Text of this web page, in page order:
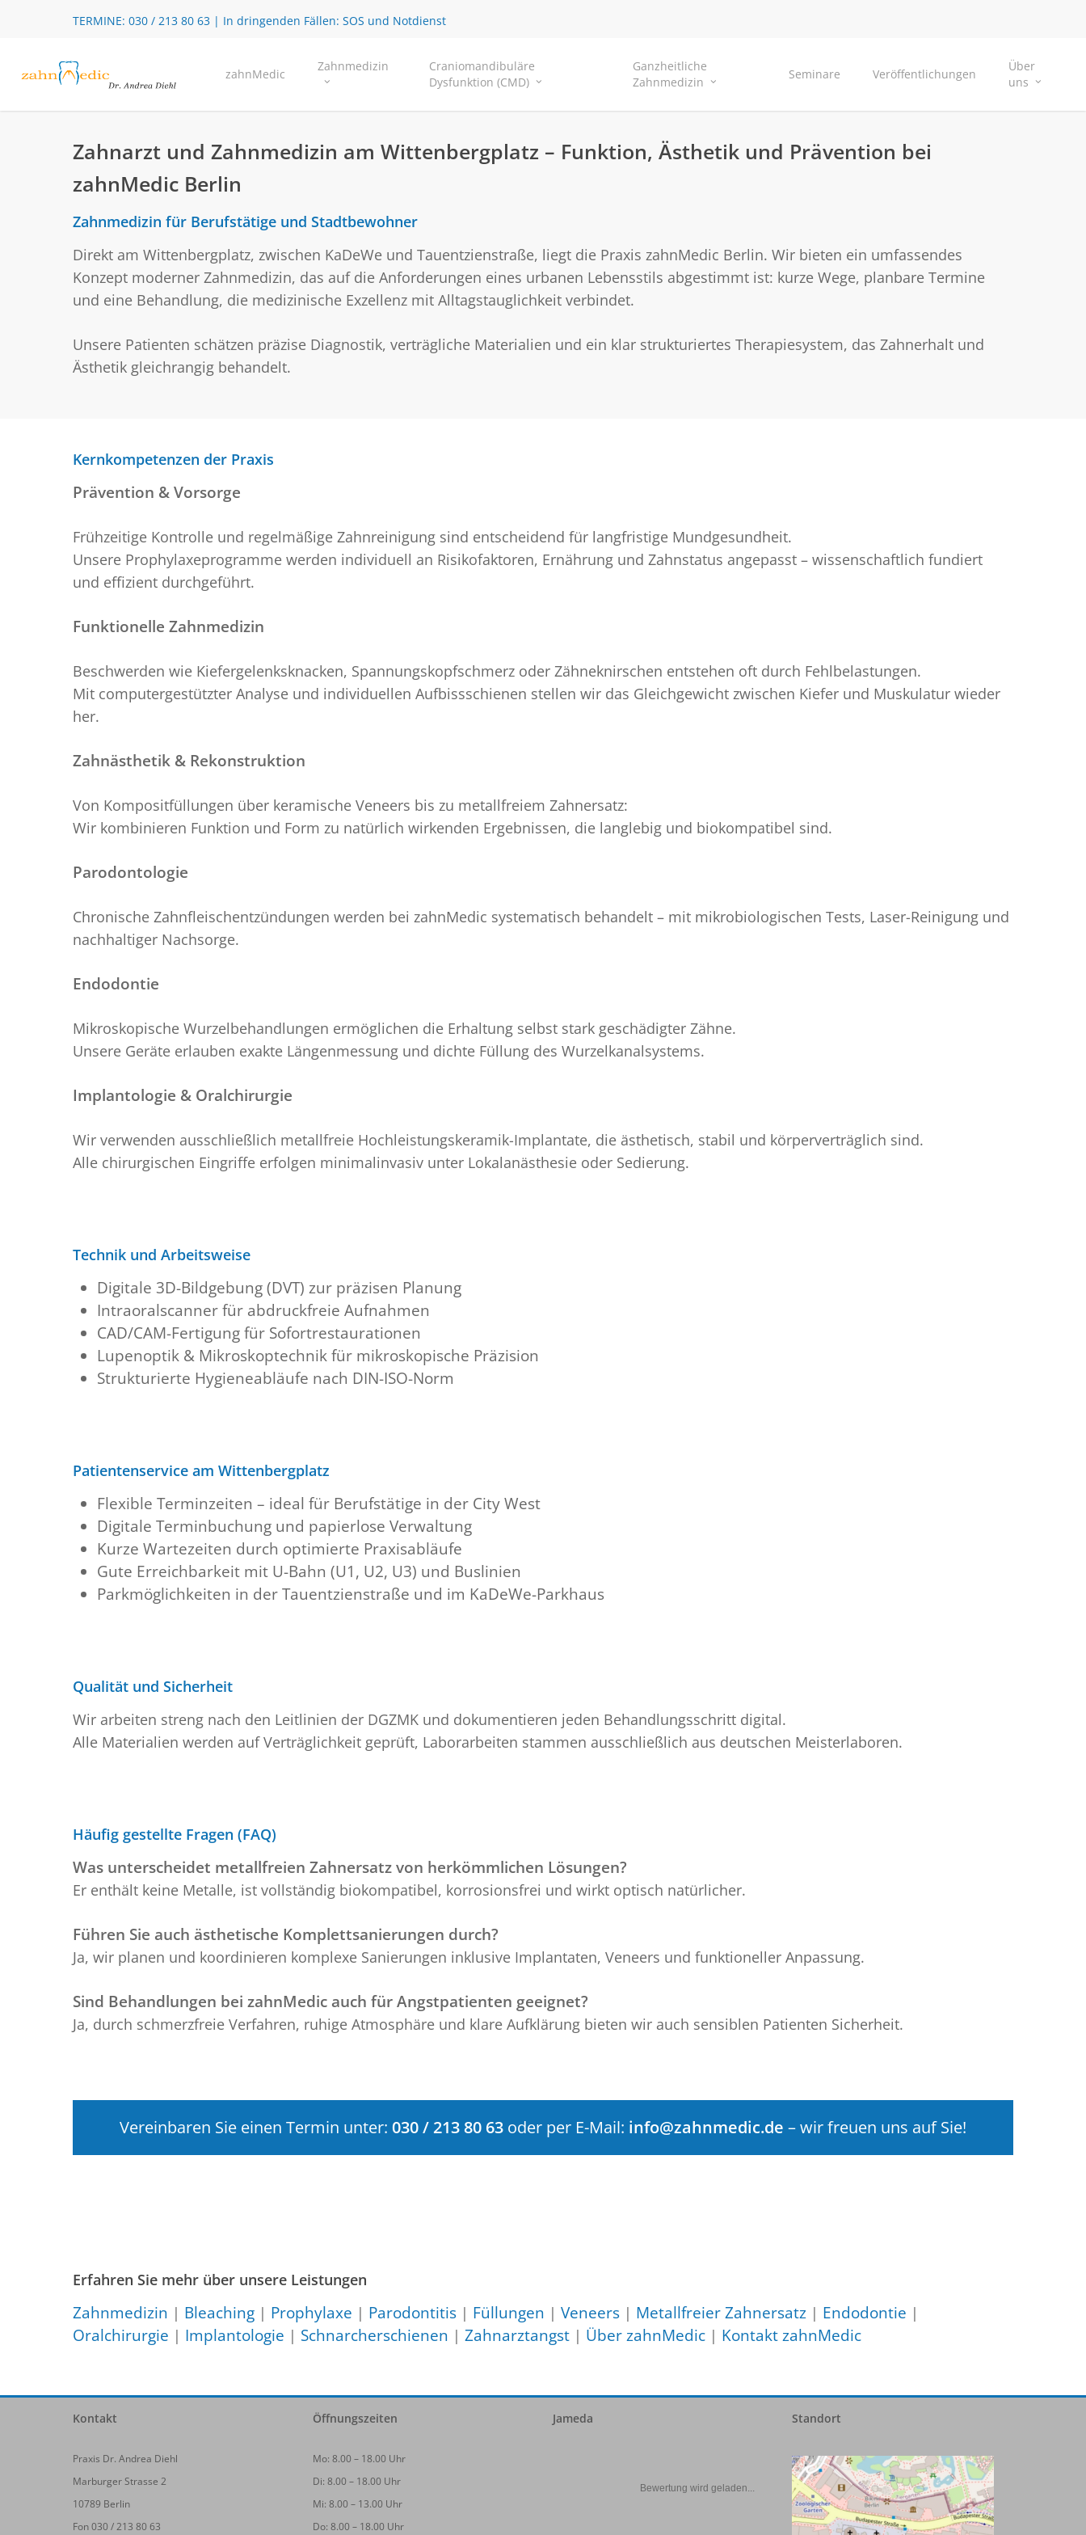
content
TERMINE:030 / 213 80 63 | In dringenden Fällen:SOS und Notdienst
zahnMedic
Zahnmedizin
Craniomandibuläre
Dysfunktion (CMD)
Ganzheitliche
Zahnmedizin
Seminare Veröffentlichungen
Über
uns
Zahnarzt und Zahnmedizin am Wittenbergplatz – Funktion, Ästhetik und Prävention bei
zahnMedic Berlin
Zahnmedizin für Berufstätige und Stadtbewohner
Direkt am Wittenbergplatz, zwischen KaDeWe und Tauentzienstraße, liegt die Praxis zahnMedic Berlin. Wir bieten ein umfassendes
Konzept moderner Zahnmedizin, das auf die Anforderungen eines urbanen Lebensstils abgestimmt ist: kurze Wege, planbare Termine
und eine Behandlung, die medizinische Exzellenz mit Alltagstauglichkeit verbindet.
Unsere Patienten schätzen präzise Diagnostik, verträgliche Materialien und ein klar strukturiertes Therapiesystem, das Zahnerhalt und
Ästhetik gleichrangig behandelt.
Kernkompetenzen der Praxis
Prävention & Vorsorge
Frühzeitige Kontrolle und regelmäßige Zahnreinigung sind entscheidend für langfristige Mundgesundheit.
Unsere Prophylaxeprogramme werden individuell an Risikofaktoren, Ernährung und Zahnstatus angepasst – wissenschaftlich fundiert
und effizient durchgeführt.
Funktionelle Zahnmedizin
Beschwerden wie Kiefergelenksknacken, Spannungskopfschmerz oder Zähneknirschen entstehen oft durch Fehlbelastungen.
Mit computergestützter Analyse und individuellen Aufbissschienen stellen wir das Gleichgewicht zwischen Kiefer und Muskulatur wieder
her.
Zahnästhetik & Rekonstruktion
Von Kompositfüllungen über keramische Veneers bis zu metallfreiem Zahnersatz:
Wir kombinieren Funktion und Form zu natürlich wirkenden Ergebnissen, die langlebig und biokompatibel sind.
Parodontologie
Chronische Zahnfleischentzündungen werden bei zahnMedic systematisch behandelt – mit mikrobiologischen Tests, Laser-Reinigung und
nachhaltiger Nachsorge.
Endodontie
Mikroskopische Wurzelbehandlungen ermöglichen die Erhaltung selbst stark geschädigter Zähne.
Unsere Geräte erlauben exakte Längenmessung und dichte Füllung des Wurzelkanalsystems.
Implantologie & Oralchirurgie
Wir verwenden ausschließlich metallfreie Hochleistungskeramik-Implantate, die ästhetisch, stabil und körperverträglich sind.
Alle chirurgischen Eingriffe erfolgen minimalinvasiv unter Lokalanästhesie oder Sedierung.
Technik und Arbeitsweise
Digitale 3D-Bildgebung (DVT) zur präzisen Planung
Intraoralscanner für abdruckfreie Aufnahmen
CAD/CAM-Fertigung für Sofortrestaurationen
Lupenoptik & Mikroskoptechnik für mikroskopische Präzision
Strukturierte Hygieneabläufe nach DIN-ISO-Norm
Patientenservice am Wittenbergplatz
Flexible Terminzeiten – ideal für Berufstätige in der City West
Digitale Terminbuchung und papierlose Verwaltung
Kurze Wartezeiten durch optimierte Praxisabläufe
Gute Erreichbarkeit mit U-Bahn (U1, U2, U3) und Buslinien
Parkmöglichkeiten in der Tauentzienstraße und im KaDeWe-Parkhaus
Qualität und Sicherheit
Wir arbeiten streng nach den Leitlinien der DGZMK und dokumentieren jeden Behandlungsschritt digital.
Alle Materialien werden auf Verträglichkeit geprüft, Laborarbeiten stammen ausschließlich aus deutschen Meisterlaboren.
Häufig gestellte Fragen (FAQ)
Was unterscheidet metallfreien Zahnersatz von herkömmlichen Lösungen?
Er enthält keine Metalle, ist vollständig biokompatibel, korrosionsfrei und wirkt optisch natürlicher.
Führen Sie auch ästhetische Komplettsanierungen durch?
Ja, wir planen und koordinieren komplexe Sanierungen inklusive Implantaten, Veneers und funktioneller Anpassung.
Sind Behandlungen bei zahnMedic auch für Angstpatienten geeignet?
Ja, durch schmerzfreie Verfahren, ruhige Atmosphäre und klare Aufklärung bieten wir auch sensiblen Patienten Sicherheit.
Vereinbaren Sie einen Termin unter: 030 / 213 80 63 oder per E-Mail: info@zahnmedic.de – wir freuen uns auf Sie!
Erfahren Sie mehr über unsere Leistungen
Zahnmedizin | Bleaching | Prophylaxe | Parodontitis | Füllungen |Veneers | Metallfreier Zahnersatz | Endodontie |
Oralchirurgie | Implantologie | Schnarcherschienen |Zahnarztangst | Über zahnMedic | Kontakt zahnMedic
Kontakt
Praxis Dr. Andrea Diehl
Marburger Strasse 2
10789 Berlin
Fon 030 / 213 80 63
Öffnungszeiten
Mo: 8.00 – 18.00 Uhr
Di: 8.00 – 18.00 Uhr
Mi: 8.00 – 13.00 Uhr
Do: 8.00 – 18.00 Uhr
Jameda
Bewertung wird geladen...
Standort